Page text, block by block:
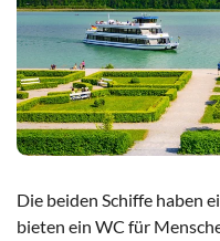
Die beiden Schiffe haben
bieten ein WC für